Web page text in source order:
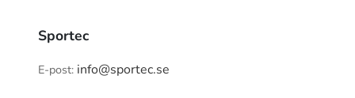
Sportec
E-post: info@sportec.se